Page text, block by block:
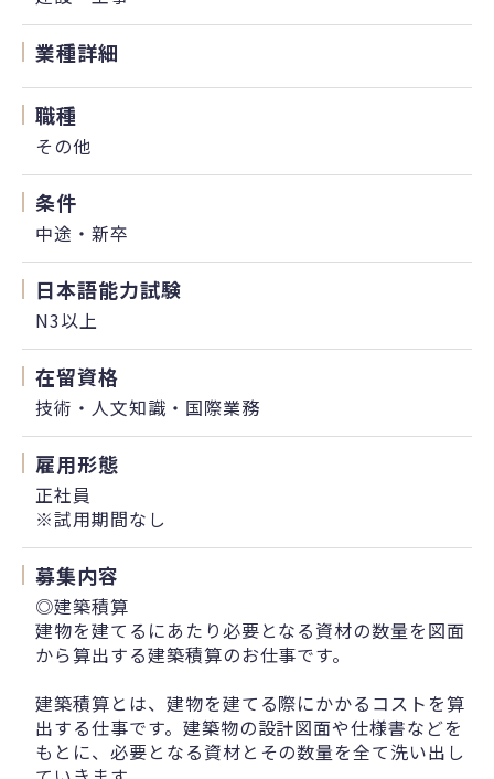
業種詳細
職種
その他
条件
中途・新卒
日本語能力試験
N3以上
在留資格
技術・人文知識・国際業務
雇用形態
正社員
※試用期間なし
募集内容
◎建築積算
建物を建てるにあたり必要となる資材の数量を図面
から算出する建築積算のお仕事です。
建築積算とは、建物を建てる際にかかるコストを算
出する仕事です。建築物の設計図面や仕様書などを
もとに、必要となる資材とその数量を全て洗い出し